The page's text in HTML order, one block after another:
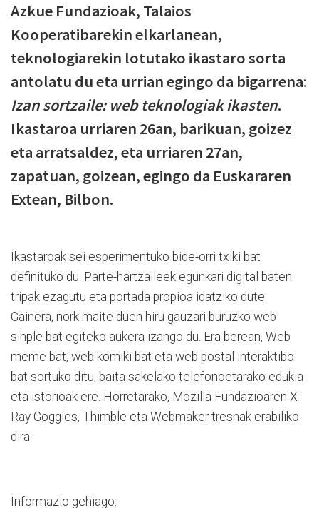
Azkue Fundazioak, Talaios
Kooperatibarekin elkarlanean,
teknologiarekin lotutako ikastaro sorta
antolatu du eta urrian egingo da bigarrena:
Izan sortzaile: web teknologiak ikasten.
Ikastaroa urriaren 26an, barikuan, goizez
eta arratsaldez, eta urriaren 27an,
zapatuan, goizean, egingo da Euskararen
Extean, Bilbon.
Ikastaroak sei esperimentuko bide-orri txiki bat
definituko du. Parte-hartzaileek egunkari digital baten
tripak ezagutu eta portada propioa idatziko dute.
Gainera, nork maite duen hiru gauzari buruzko web
sinple bat egiteko aukera izango du. Era berean, Web
meme bat, web komiki bat eta web postal interaktibo
bat sortuko ditu, baita sakelako telefonoetarako edukia
eta istorioak ere. Horretarako, Mozilla Fundazioaren X-
Ray Goggles, Thimble eta Webmaker tresnak erabiliko
dira.
Informazio gehiago: